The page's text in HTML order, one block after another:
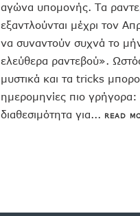
αγώνα υπομονής. Τα
εξαντλούνται μέχρι τον
να συναντούν συχνά το
ελεύθερα ραντεβού».
μυστικά και τα tricks
ημερομηνίες πιο γρήγορα:
διαθεσιμότητα για... READ